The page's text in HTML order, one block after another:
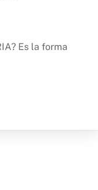
Es la forma